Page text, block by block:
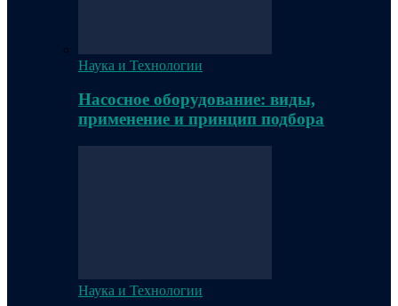
Наука и Технологии
Насосное оборудование: виды,
применение и принцип подбора
Наука и Технологии